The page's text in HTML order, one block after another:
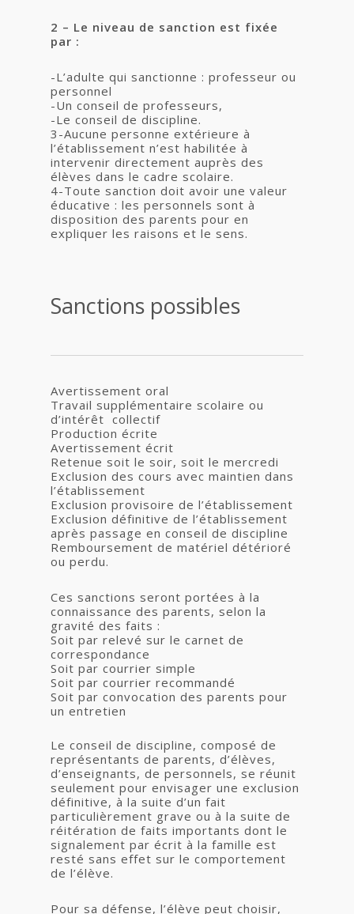
2 – Le niveau de sanction est fixée
par :
-L’adulte qui sanctionne : professeur ou
personnel
-Un conseil de professeurs,
-Le conseil de discipline.
3-Aucune personne extérieure à
l’établissement n’est habilitée à
intervenir directement auprès des
élèves dans le cadre scolaire.
4-Toute sanction doit avoir une valeur
éducative : les personnels sont à
disposition des parents pour en
expliquer les raisons et le sens.
Sanctions possibles
Avertissement oral
Travail supplémentaire scolaire ou
d’intérêt collectif
Production écrite
Avertissement écrit
Retenue soit le soir, soit le mercredi
Exclusion des cours avec maintien dans
l’établissement
Exclusion provisoire de l’établissement
Exclusion définitive de l’établissement
après passage en conseil de discipline
Remboursement de matériel détérioré
ou perdu.
Ces sanctions seront portées à la
connaissance des parents, selon la
gravité des faits :
Soit par relevé sur le carnet de
correspondance
Soit par courrier simple
Soit par courrier recommandé
Soit par convocation des parents pour
un entretien
Le conseil de discipline, composé de
représentants de parents, d’élèves,
d’enseignants, de personnels, se réunit
seulement pour envisager une exclusion
définitive, à la suite d’un fait
particulièrement grave ou à la suite de
réitération de faits importants dont le
signalement par écrit à la famille est
resté sans effet sur le comportement
de l’élève.
Pour sa défense, l’élève peut choisir,